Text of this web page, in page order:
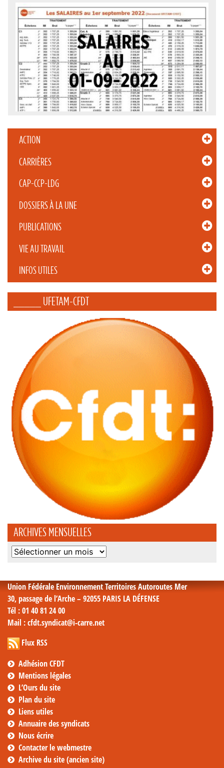
ACTION
CARRIÈRES
CAP-CCP-LDG
DOSSIERS À LA UNE
PUBLICATIONS
VIE AU TRAVAIL
INFOS UTILES
_____ UFETAM-CFDT
ARCHIVES MENSUELLES
Archives
Union Fédérale Environnement Territoires Autoroutes Mer
30, passage de l’Arche – 92055 PARIS LA DÉFENSE
Tél : 01 40 81 24 00
Mail : cfdt.syndicat@i-carre.net
Flux RSS
Adhésion CFDT
Mentions légales
L’Ours du site
Plan du site
Liens utiles
Annuaire des syndicats
Nous écrire
Contacter le webmestre
Archive du site (ancien site)